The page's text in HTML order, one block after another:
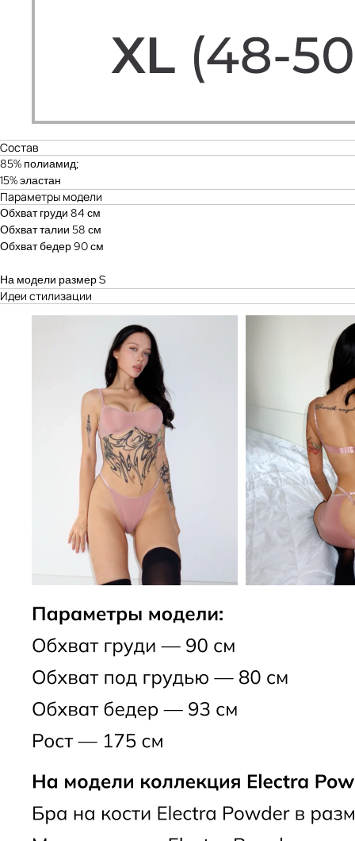
Состав
85% полиамид;
15% эластан
Параметры модели
Обхват груди 84 см
Обхват талии 58 см
Обхват бедер 90 см
На модели размер S
Идеи стилизации
НОВИНКИ
ТРУСЫ
ПРИМЕНЕНИЕ СКИДОК
ФРАНШИЗА
СМИ О НАС
О CLOSER COUTURE
МАГАЗИН
НАМЕКНУТЬ О ПОДАРКЕ
Подпишитесь на новостную рассылку и получите скидку
СКИДКА -10% НА ПЕРВЫЙ ЗАКАЗ